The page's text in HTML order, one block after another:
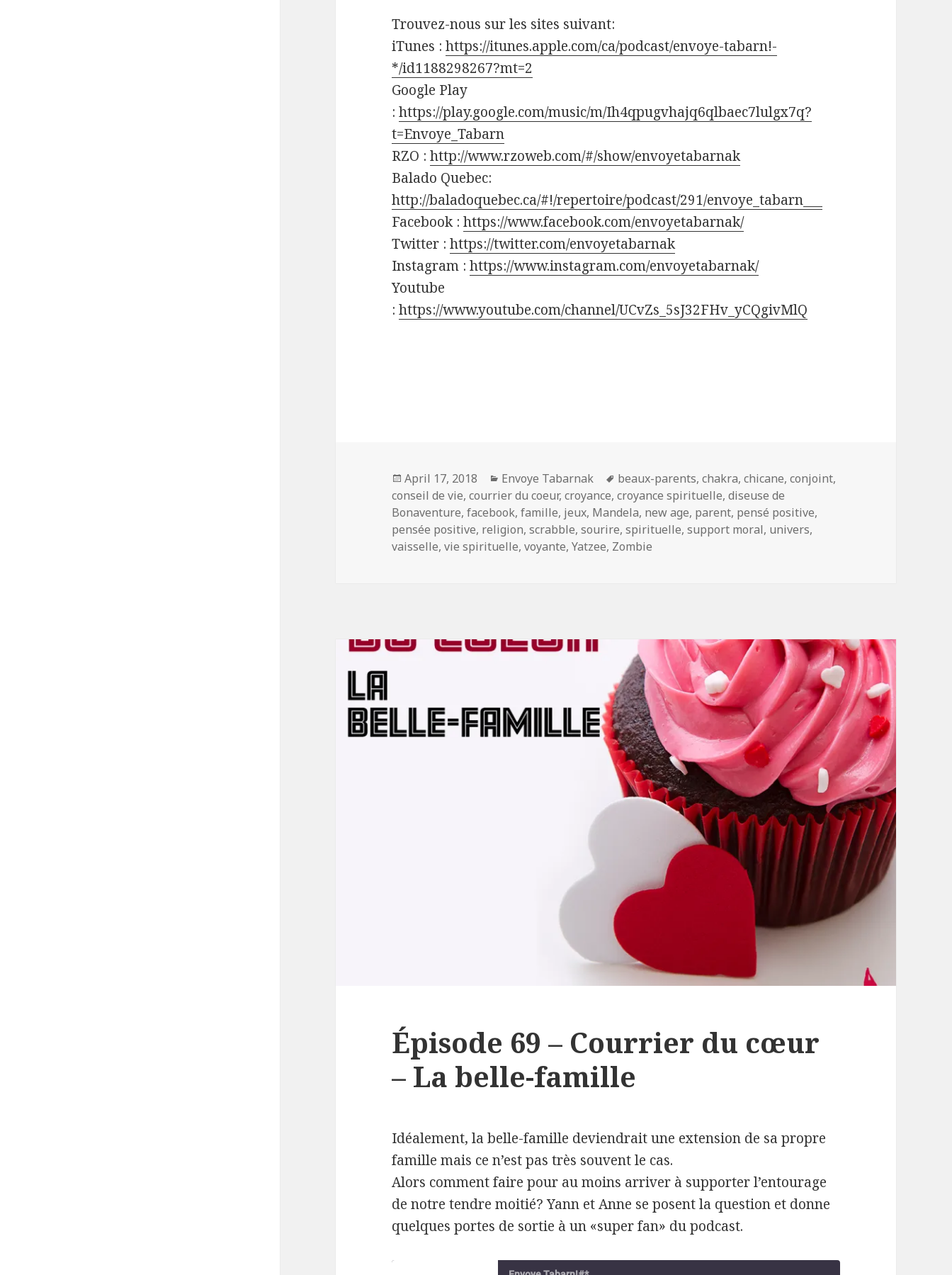
Trouvez-nous sur les sites suivant:
iTunes :https://itunes.apple.com/ca/podcast/envoye-tabarn!-
*/id1188298267?mt=2
Google Play
:https://play.google.com/music/m/Ih4qpugvhajq6qlbaec7lulgx7q?
t=Envoye_Tabarn
RZO :http://www.rzoweb.com/#/show/envoyetabarnak
Balado Quebec:
http://baladoquebec.ca/#!/repertoire/podcast/291/envoye_tabarn___
Facebook :https://www.facebook.com/envoyetabarnak/
Twitter :https://twitter.com/envoyetabarnak
Instagram :https://www.instagram.com/envoyetabarnak/
Youtube
:https://www.youtube.com/channel/UCvZs_5sJ32FHv_yCQgivMlQ
Posted
on
April 17, 2018 Categories
Envoye Tabarnak Tags
beaux-parents,chakra,chicane,conjoint,
conseil de vie,courrier du coeur,croyance,croyance spirituelle,diseuse de
Bonaventure,facebook,famille, jeux, Mandela, new age, parent, pensé positive,
pensée positive, religion,scrabble,sourire,spirituelle,support moral, univers,
vaisselle,vie spirituelle,voyante,Yatzee, Zombie
Épisode 69 – Courrier du cœur
– La belle-famille
Idéalement, la belle-famille deviendrait une extension de sa propre
famille mais ce n’est pas très souvent le cas.
Alors comment faire pour au moins arriver à supporter l’entourage
de notre tendre moitié? Yann et Anne se posent la question et donne
quelques portes de sortie à un «super fan» du podcast.